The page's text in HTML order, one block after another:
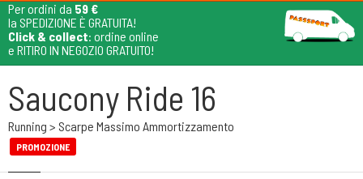
Per ordini da 59 €
la SPEDIZIONE È GRATUITA!
Click & collect: ordine online
e RITIRO IN NEGOZIO GRATUITO!
Saucony Ride 16
Running > Scarpe Massimo Ammortizzamento
PROMOZIONE